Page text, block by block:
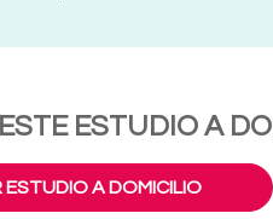
ESTUDIO A
ESTUDIO A DOMICILIO